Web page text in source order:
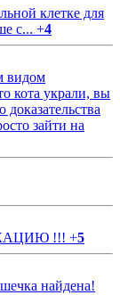
клетке для
с... +4
видом
кота украли, вы
зайти на
!!! +5
найдена!